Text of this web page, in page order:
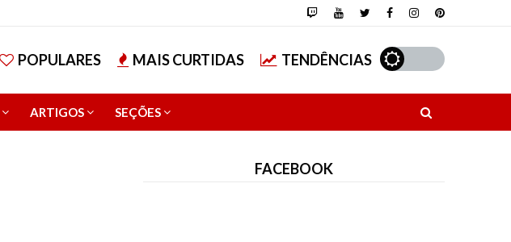
POPULARES MAIS CURTIDAS TENDÊNCIAS
ARTIGOS SEÇÕES
FACEBOOK